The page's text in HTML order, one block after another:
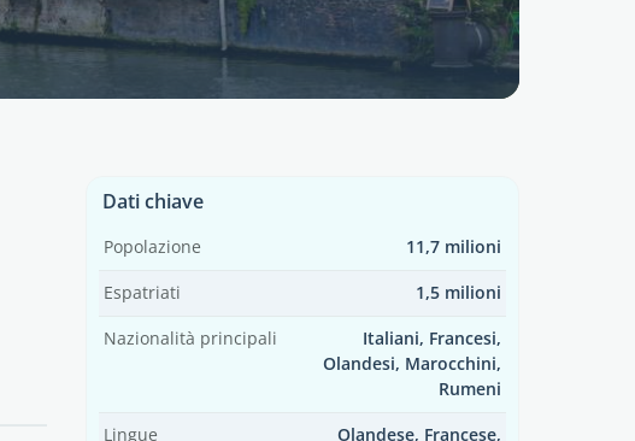
Dati chiave
Popolazione 11,7 milioni
Espatriati 1,5 milioni
Nazionalità principali
Italiani, Francesi,
Olandesi, Marocchini,
Rumeni
Lingue
Olandese, Francese,